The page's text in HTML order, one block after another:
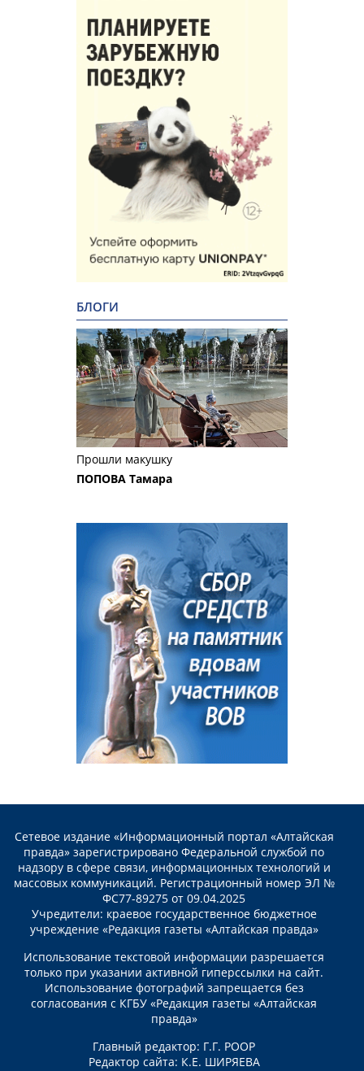
БЛОГИ
Прошли макушку
ПОПОВА Тамара
Сетевое издание «Информационный портал «Алтайская
правда» зарегистрировано Федеральной службой по
надзору в сфере связи, информационных технологий и
массовых коммуникаций. Регистрационный номер ЭЛ №
ФС77-89275 от 09.04.2025
Учредители: краевое государственное бюджетное
учреждение «Редакция газеты «Алтайская правда»
Использование текстовой информации разрешается
только при указании активной гиперссылки на сайт.
Использование фотографий запрещается без
согласования с КГБУ «Редакция газеты «Алтайская
правда»
Главный редактор: Г.Г. РООР
Редактор сайта: К.Е. ШИРЯЕВА